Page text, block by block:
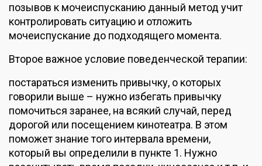
позывов к мочеиспусканию данный метод учит
контролировать ситуацию и отложить
мочеиспускание до подходящего момента.
Второе важное условие поведенческой терапии:
постараться изменить привычку, о которых
говорили выше – нужно избегать привычку
помочиться заранее, на всякий случай, перед
дорогой или посещением кинотеатра. В этом
поможет знание того интервала времени,
который вы определили в пункте 1. Нужно